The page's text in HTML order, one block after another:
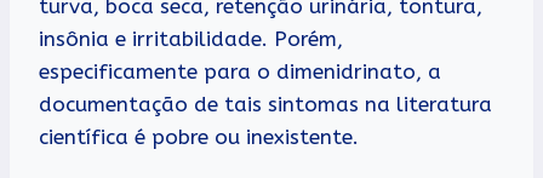
turva, boca seca, retenção urinária, tontura,
insônia e irritabilidade. Porém,
especificamente para o dimenidrinato, a
documentação de tais sintomas na literatura
científica é pobre ou inexistente.